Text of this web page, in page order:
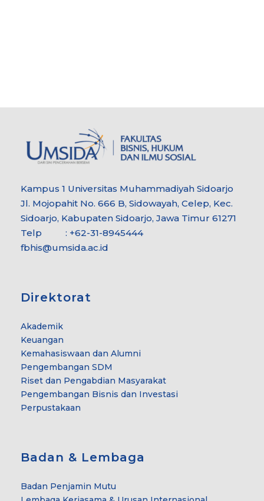
Kampus 1 Universitas Muhammadiyah Sidoarjo
Jl. Mojopahit No. 666 B, Sidowayah, Celep, Kec.
Sidoarjo, Kabupaten Sidoarjo, Jawa Timur 61271
Telp : +62-31-8945444
fbhis@umsida.ac.id
Direktorat
Akademik
Keuangan
Kemahasiswaan dan Alumni
Pengembangan SDM
Riset dan Pengabdian Masyarakat
Pengembangan Bisnis dan Investasi
Perpustakaan
Badan & Lembaga
Badan Penjamin Mutu